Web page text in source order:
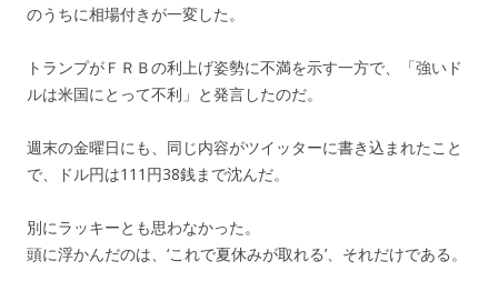
のうちに相場付きが一変した。
トランプがＦＲＢの利上げ姿勢に不満を示す一方で、「強いド
ルは米国にとって不利」と発言したのだ。
週末の金曜日にも、同じ内容がツイッターに書き込まれたこと
で、ドル円は111円38銭まで沈んだ。
別にラッキーとも思わなかった。
頭に浮かんだのは、‘これで夏休みが取れる’、それだけである。